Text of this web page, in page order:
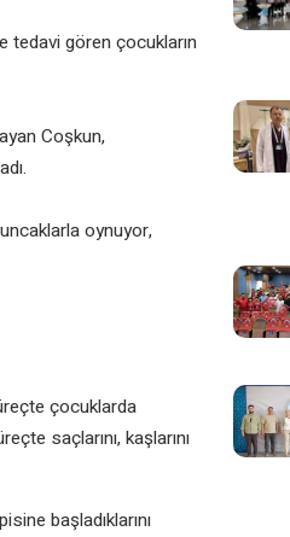
tedavi gören çocukların
Coşkun,
oynuyor,
çocuklarda
saçlarını, kaşlarını
başladıklarını